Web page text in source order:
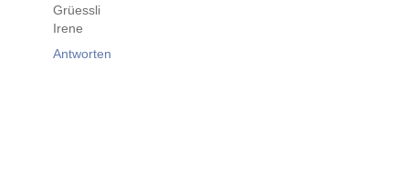
Grüessli
Irene
Antworten